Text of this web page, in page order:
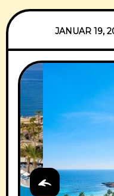
kombiniert. Mit
JANUAR 19,